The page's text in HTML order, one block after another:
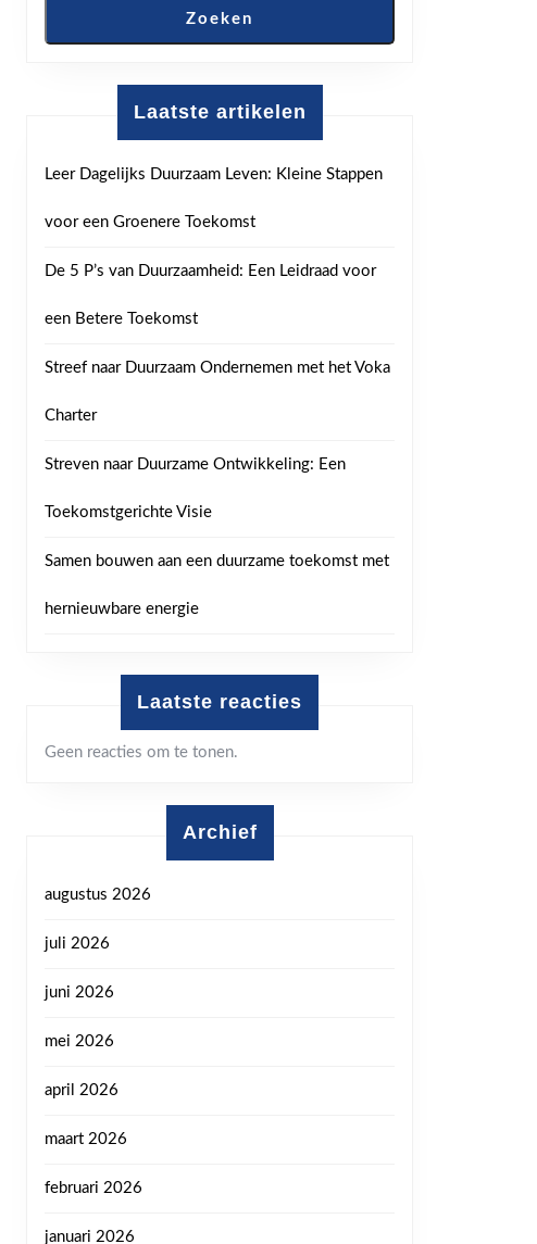
Zoeken
Laatste artikelen
Leer Dagelijks Duurzaam Leven: Kleine Stappen
voor een Groenere Toekomst
De 5 P’s van Duurzaamheid: Een Leidraad voor
een Betere Toekomst
Streef naar Duurzaam Ondernemen met het Voka
Charter
Streven naar Duurzame Ontwikkeling: Een
Toekomstgerichte Visie
Samen bouwen aan een duurzame toekomst met
hernieuwbare energie
Laatste reacties
Geen reacties om te tonen.
Archief
augustus 2026
juli 2026
juni 2026
mei 2026
april 2026
maart 2026
februari 2026
januari 2026